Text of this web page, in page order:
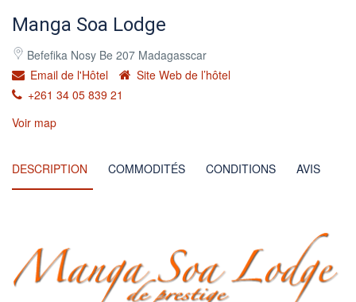
Manga Soa Lodge
Befefika Nosy Be 207 Madagasscar
Email de l'Hôtel
Site Web de l’hôtel
+261 34 05 839 21
Voir map
DESCRIPTION COMMODITÉS CONDITIONS AVIS